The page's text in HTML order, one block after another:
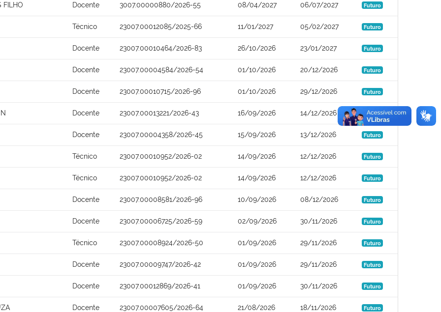
FILHO Docente 3007.00000880/2026-55 08/04/2027 06/07/2027 Futuro
Técnico 23007.00012085/2025-66 11/01/2027 05/02/2027 Futuro
Docente 23007.00010464/2026-83 26/10/2026 23/01/2027 Futuro
Docente 23007.00004584/2026-54 01/10/2026 20/12/2026 Futuro
Docente 23007.00010715/2026-96 01/10/2026 29/12/2026 Futuro
Docente 23007.00013221/2026-43 16/09/2026 14/12/2026 Futuro
Docente 23007.00004358/2026-45 15/09/2026 13/12/2026 Futuro
Técnico 23007.00010952/2026-02 14/09/2026 12/12/2026 Futuro
Técnico 23007.00010952/2026-02 14/09/2026 12/12/2026 Futuro
Docente 23007.00008581/2026-96 10/09/2026 08/12/2026 Futuro
Docente 23007.00006725/2026-59 02/09/2026 30/11/2026 Futuro
Técnico 23007.00008924/2026-50 01/09/2026 29/11/2026 Futuro
Docente 23007.00009747/2026-42 01/09/2026 29/11/2026 Futuro
Docente 23007.00012869/2026-41 01/09/2026 30/11/2026 Futuro
Docente 23007.00007605/2026-64 21/08/2026 18/11/2026 Futuro